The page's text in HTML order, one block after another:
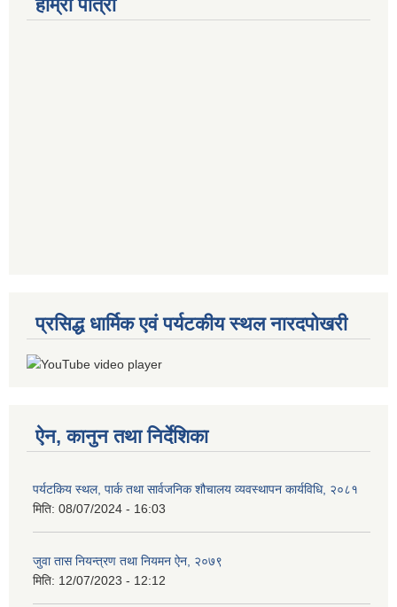
हाम्रो पात्रो
प्रसिद्ध धार्मिक एवं पर्यटकीय स्थल नारदपोखरी
ऐन, कानुन तथा निर्देशिका
पर्यटकिय स्थल, पार्क तथा सार्वजनिक शौचालय व्यवस्थापन कार्यविधि, २०८१
मिति: 08/07/2024 - 16:03
जुवा तास नियन्त्रण तथा नियमन ऐन, २०७९
मिति: 12/07/2023 - 12:12